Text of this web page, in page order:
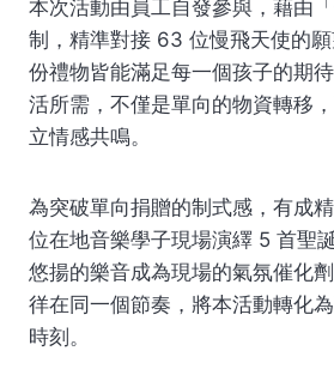
本次活動由員工自發參與，藉由
制，精準對接 63 位慢飛天使的
份禮物皆能滿足每一個孩子的期
活所需，不僅是單向的物資轉移
立情感共鳴。
為突破單向捐贈的制式感，有成
位在地音樂學子現場演繹 5 首聖
悠揚的樂音成為現場的氣氛催化
徉在同一個節奏，將本活動轉化
時刻。